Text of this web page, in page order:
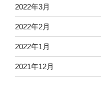
2022年3月
2022年2月
2022年1月
2021年12月